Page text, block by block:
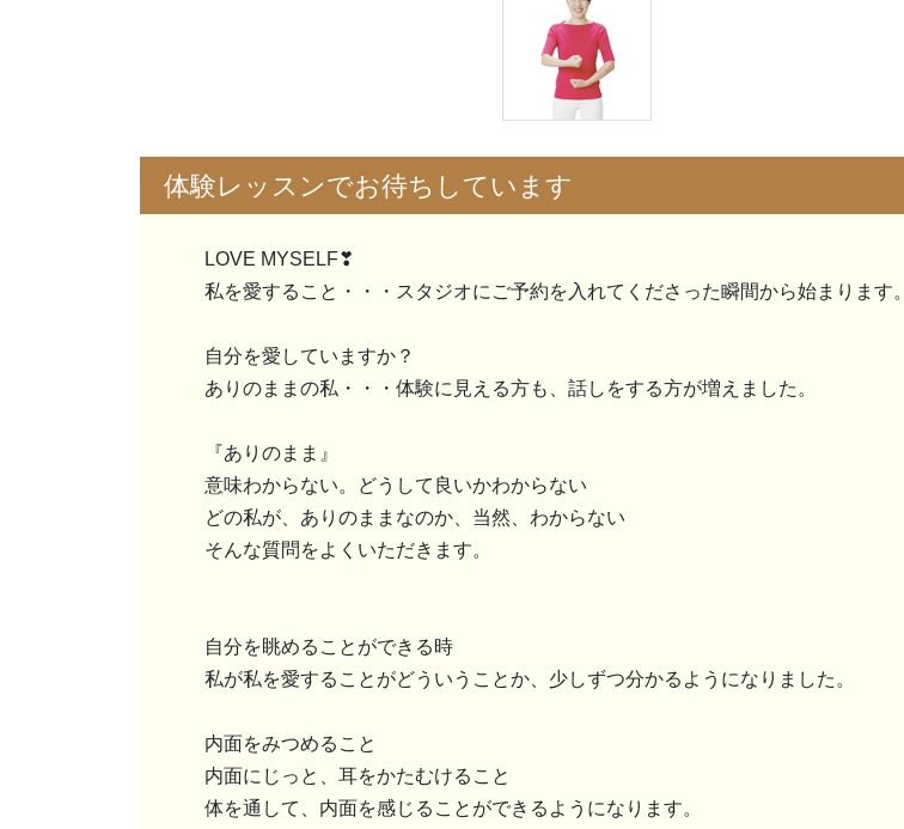
体験レッスンでお待ちしています
LOVE MYSELF❣
私を愛すること・・・スタジオにご予約を入れてくださった瞬間から始まります。
自分を愛していますか？
ありのままの私・・・体験に見える方も、話しをする方が増えました。
『ありのまま』
意味わからない。どうして良いかわからない
どの私が、ありのままなのか、当然、わからない
そんな質問をよくいただきます。
自分を眺めることができる時
私が私を愛することがどういうことか、少しずつ分かるようになりました。
内面をみつめること
内面にじっと、耳をかたむけること
体を通して、内面を感じることができるようになります。